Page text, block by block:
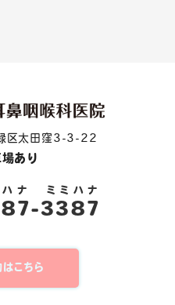
区太田窪3-3-22
あり
ナ
-3387
ミミハナ
こちら